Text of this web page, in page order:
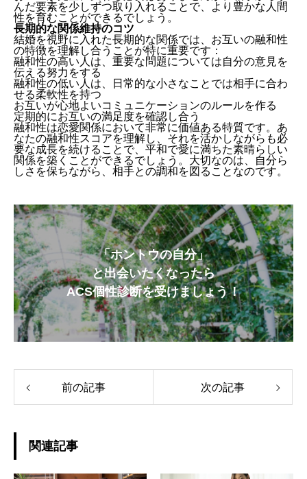
んだ要素を少しずつ取り入れることで、より豊かな人間
性を育むことができるでしょう。
長期的な関係維持のコツ
結婚を視野に入れた長期的な関係では、お互いの融和性
の特徴を理解し合うことが特に重要です：
融和性の高い人は、重要な問題については自分の意見を
伝える努力をする
融和性の低い人は、日常的な小さなことでは相手に合わ
せる柔軟性を持つ
お互いが心地よいコミュニケーションのルールを作る
定期的にお互いの満足度を確認し合う
融和性は恋愛関係において非常に価値ある特質です。あ
なたの融和性スコアを理解し、それを活かしながらも必
要な成長を続けることで、平和で愛に満ちた素晴らしい
関係を築くことができるでしょう。大切なのは、自分ら
しさを保ちながら、相手との調和を図ることなのです。
「ホントウの自分」
と出会いたくなったら
ACS個性診断を受けましょう！
前の記事 次の記事
関連記事
融和性の高い人の恋愛傾向
融和性の低い人の恋愛傾向
融和性別の相性とパートナー選び
融和性の高い人に合う相手の特徴
融和性の低い人に合う相手の特徴
融和性を活かした円満な関係作り
意見の違いを乗り越える方法
お互いの個性を活かす関係性
お互いを成長させる関係
長期的な関係維持のコツ